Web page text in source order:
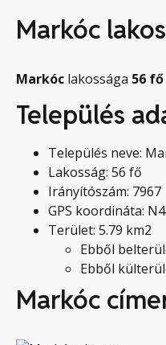
Markóc
Markóc lakossága 56 fő
Település
Település neve:
Lakosság: 56 fő
Irányítószám: 7967
GPS koordináta:
Terület: 5.79 km2
Ebből
Ebből
Markóc